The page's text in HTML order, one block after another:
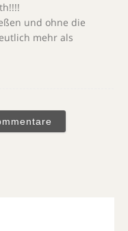
und ohne die
mehr als